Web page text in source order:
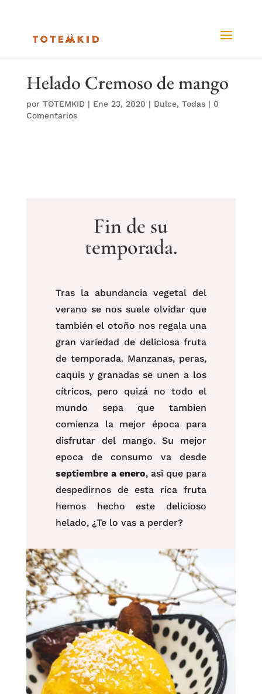
Helado Cremoso de mango
por TOTEMKID| Ene 23, 2020 | Dulce, Todas| 0
Comentarios
Fin de su
temporada.
Tras la abundancia vegetal del
verano se nos suele olvidar que
también el otoño nos regala una
gran variedad de deliciosa fruta
de temporada. Manzanas, peras,
caquis y granadas se unen a los
cítricos, pero quizá no todo el
mundo sepa que tambien
comienza la mejor época para
disfrutar del mango. Su mejor
epoca de consumo va desde
septiembre a enero, asi que para
despedirnos de esta rica fruta
hemos hecho este delicioso
helado, ¿Te lo vas a perder?